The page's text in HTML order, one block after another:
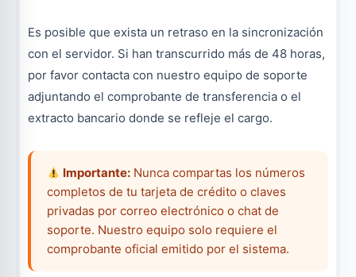
Es posible que exista un retraso en la sincronización
con el servidor. Si han transcurrido más de 48 horas,
por favor contacta con nuestro equipo de soporte
adjuntando el comprobante de transferencia o el
extracto bancario donde se refleje el cargo.
Importante: Nunca compartas los números
completos de tu tarjeta de crédito o claves
privadas por correo electrónico o chat de
soporte. Nuestro equipo solo requiere el
comprobante oficial emitido por el sistema.